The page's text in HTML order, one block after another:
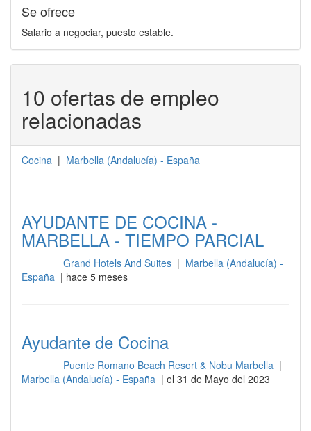
Se ofrece
Salario a negociar, puesto estable.
10 ofertas de empleo
relacionadas
Cocina | Marbella (Andalucía) - España
AYUDANTE DE COCINA -
MARBELLA - TIEMPO PARCIAL
Grand Hotels And Suites | Marbella (Andalucía) -
España | hace 5 meses
Ayudante de Cocina
Puente Romano Beach Resort & Nobu Marbella |
Marbella (Andalucía) - España | el 31 de Mayo del 2023